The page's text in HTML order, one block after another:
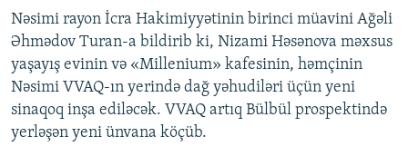
XƏBƏR BÜLLETENLƏRIMIZ
Nəsimi rayon İcra Hakimiyyətinin birinci müavini Ağəli
Əhmədov Turan-a bildirib ki, Nizami Həsənova məxsus
yaşayış evinin və «Millenium» kafesinin, həmçinin
Nəsimi VVAQ-ın yerində dağ yəhudiləri üçün yeni
sinaqoq inşa ediləcək. VVAQ artıq Bülbül prospektində
yerləşən yeni ünvana köçüb.